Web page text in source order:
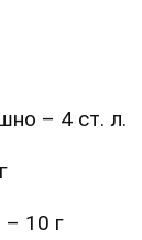
– 4 ст. л.
– 10 г